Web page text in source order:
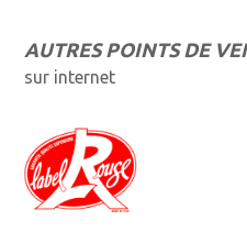
AUTRES POINTS DE
sur internet